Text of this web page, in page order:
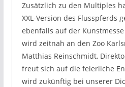
Zusätzlich zu den Multiples
XXL-Version des Flusspferds
ebenfalls auf der
wird zeitnah an den Zoo
Matthias Reinschmidt,
freut sich auf die feierliche
wird zukünftig bei unserer